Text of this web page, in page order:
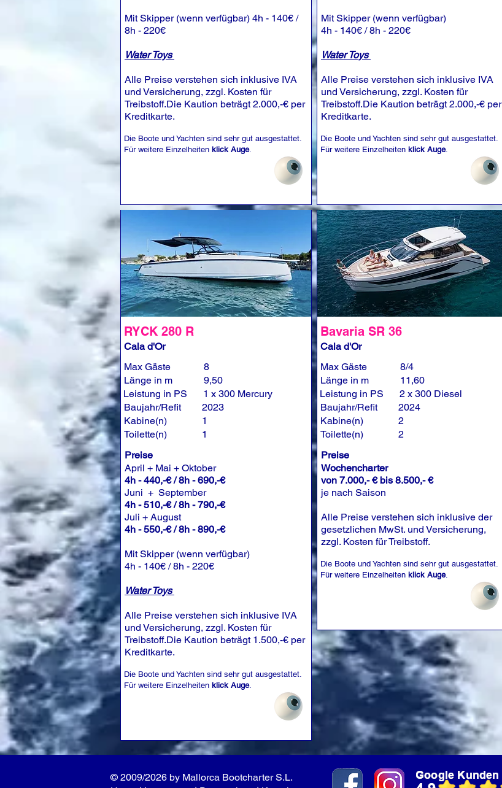
Mit Skipper (wenn verfügbar) 4h - 140€ /
8h - 220€
Water Toys
Alle Preise verstehen sich inklusive IVA
und Versicherung, zzgl. Kosten für
Treibstoff.Die Kaution beträgt 2.000,-€ per
Kreditkarte.
Die Boote und Yachten sind sehr gut ausgestattet.
Für weitere Einzelheiten klick Auge.
RYCK 280 R
Cala d'Or
Max Gäste
Länge in m
Leistung in PS
Baujahr/Refit
Kabine(n)
Toilette(n)
8
9,50
1 x 300 Mercury
2023
1
1
Preise
April + Mai + Oktober
4h - 440,-€ / 8h - 690,-€
Juni + September
4h - 510,-€ / 8h - 790,-€
Juli + August
4h - 550,-€ / 8h - 890,-€
Mit Skipper (wenn verfügbar)
4h - 140€ / 8h - 220€
Water Toys
Alle Preise verstehen sich inklusive IVA
und Versicherung, zzgl. Kosten für
Treibstoff.Die Kaution beträgt 1.500,-€ per
Kreditkarte.
Die Boote und Yachten sind sehr gut ausgestattet.
Für weitere Einzelheiten klick Auge.
Mit Skipper (wenn verfügbar)
4h - 140€ / 8h - 220€
Water Toys
Alle Preise verstehen sich inklusive IVA
und Versicherung, zzgl. Kosten für
Treibstoff.Die Kaution beträgt 2.000,-€ per
Kreditkarte.
Die Boote und Yachten sind sehr gut ausgestattet.
Für weitere Einzelheiten klick Auge.
Bavaria SR 36
Cala d'Or
Max Gäste
Länge in m
Leistung in PS
Baujahr/Refit
Kabine(n)
Toilette(n)
8/4
11,60
2 x 300 Diesel
2024
2
2
Preise
Wochencharter
von 7.000,- € bis 8.500,- €
je nach Saison
Alle Preise verstehen sich inklusive der
gesetzlichen MwSt. und Versicherung,
zzgl. Kosten für Treibstoff.
Die Boote und Yachten sind sehr gut ausgestattet.
Für weitere Einzelheiten klick Auge.
© 2009/2026 by Mallorca Bootcharter S.L.